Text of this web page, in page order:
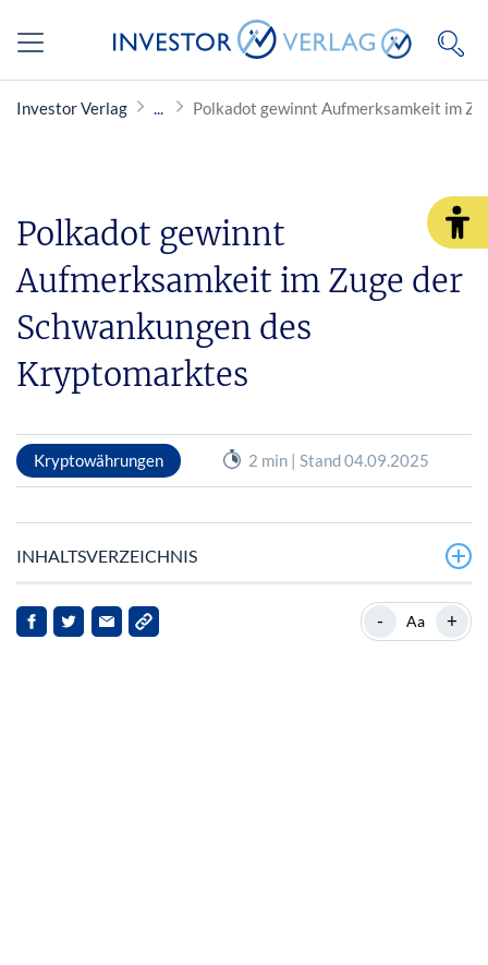
Investor Verlag Polkadot gewinnt Aufmerksamkeit im
Polkadot gewinnt
Aufmerksamkeit im Zuge der
Schwankungen des
Kryptomarktes
Kryptowährungen 2 min | Stand 04.09.2025
INHALTSVERZEICHNIS
Polkadot im Fokus
- Aa +